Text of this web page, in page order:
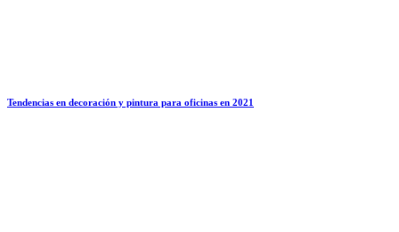
Tendencias en decoración y pintura para oficinas en 2021